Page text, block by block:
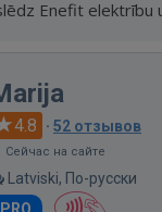
Enefit elektrību
4.8 · 52 отзывов
Сейчас на сайте
Latviski, По-русски
PRO